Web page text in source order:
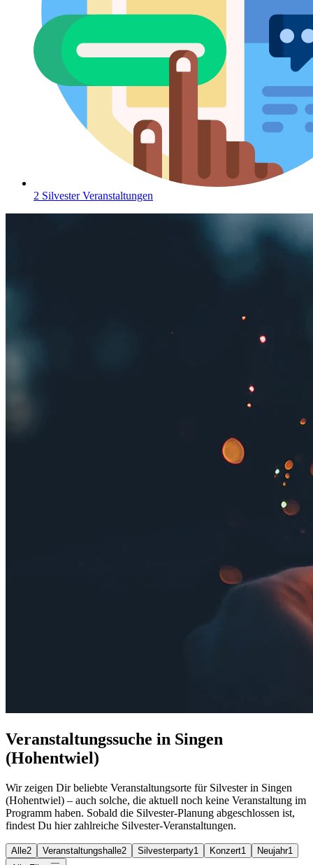
2 Silvester Veranstaltungen
Veranstaltungssuche in Singen
(Hohentwiel)
Wir zeigen Dir beliebte Veranstaltungsorte für Silvester in Singen
(Hohentwiel) – auch solche, die aktuell noch keine Veranstaltung im
Programm haben. Sobald die Silvester-Planung abgeschlossen ist,
findest Du hier zahlreiche Silvester-Veranstaltungen.
Alle2 Veranstaltungshalle2 Silvesterparty1 Konzert1 Neujahr1